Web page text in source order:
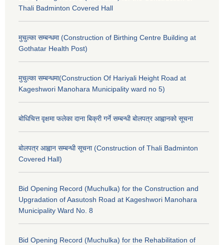
Thali Badminton Covered Hall
मुचुल्का सम्बन्धमा (Construction of Birthing Centre Building at
Gothatar Health Post)
मुचुल्का सम्बन्धमा(Construction Of Hariyali Height Road at
Kageshwori Manohara Municipality ward no 5)
बोधिचित्त वृक्षमा फलेका दाना बिक्री गर्ने सम्बन्धी बोलपत्र आह्वानको सूचना
बोलपत्र आह्वान सम्बन्धी सूचना (Construction of Thali Badminton
Covered Hall)
Bid Opening Record (Muchulka) for the Construction and
Upgradation of Aasutosh Road at Kageshwori Manohara
Municipality Ward No. 8
Bid Opening Record (Muchulka) for the Rehabilitation of